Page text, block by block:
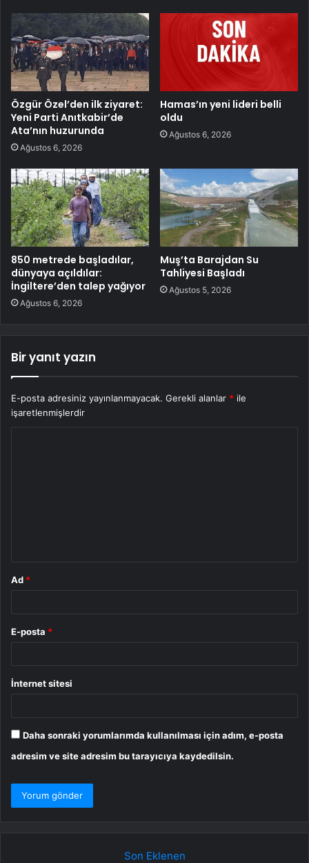
Özgür Özel’den ilk ziyaret:
Yeni Parti Anıtkabir’de
Ata’nın huzurunda
Ağustos 6, 2026
Hamas’ın yeni lideri belli
oldu
Ağustos 6, 2026
850 metrede başladılar,
dünyaya açıldılar:
İngiltere’den talep yağıyor
Ağustos 6, 2026
Muş’ta Barajdan Su
Tahliyesi Başladı
Ağustos 5, 2026
Bir yanıt yazın
E-posta adresiniz yayınlanmayacak. Gerekli alanlar * ile
işaretlenmişlerdir
Ad *
E-posta *
İnternet sitesi
Daha sonraki yorumlarımda kullanılması için adım, e-posta
adresim ve site adresim bu tarayıcıya kaydedilsin.
Son Eklenen